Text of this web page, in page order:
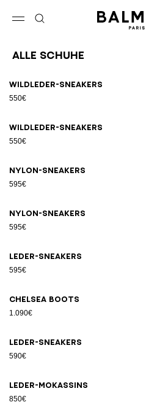
Alle Schuhe
Wildleder-Sneakers
550€
Wildleder-Sneakers
550€
Nylon-Sneakers
595€
Nylon-Sneakers
595€
Leder-Sneakers
595€
Chelsea Boots
1.090€
Leder-Sneakers
590€
Leder-Mokassins
850€